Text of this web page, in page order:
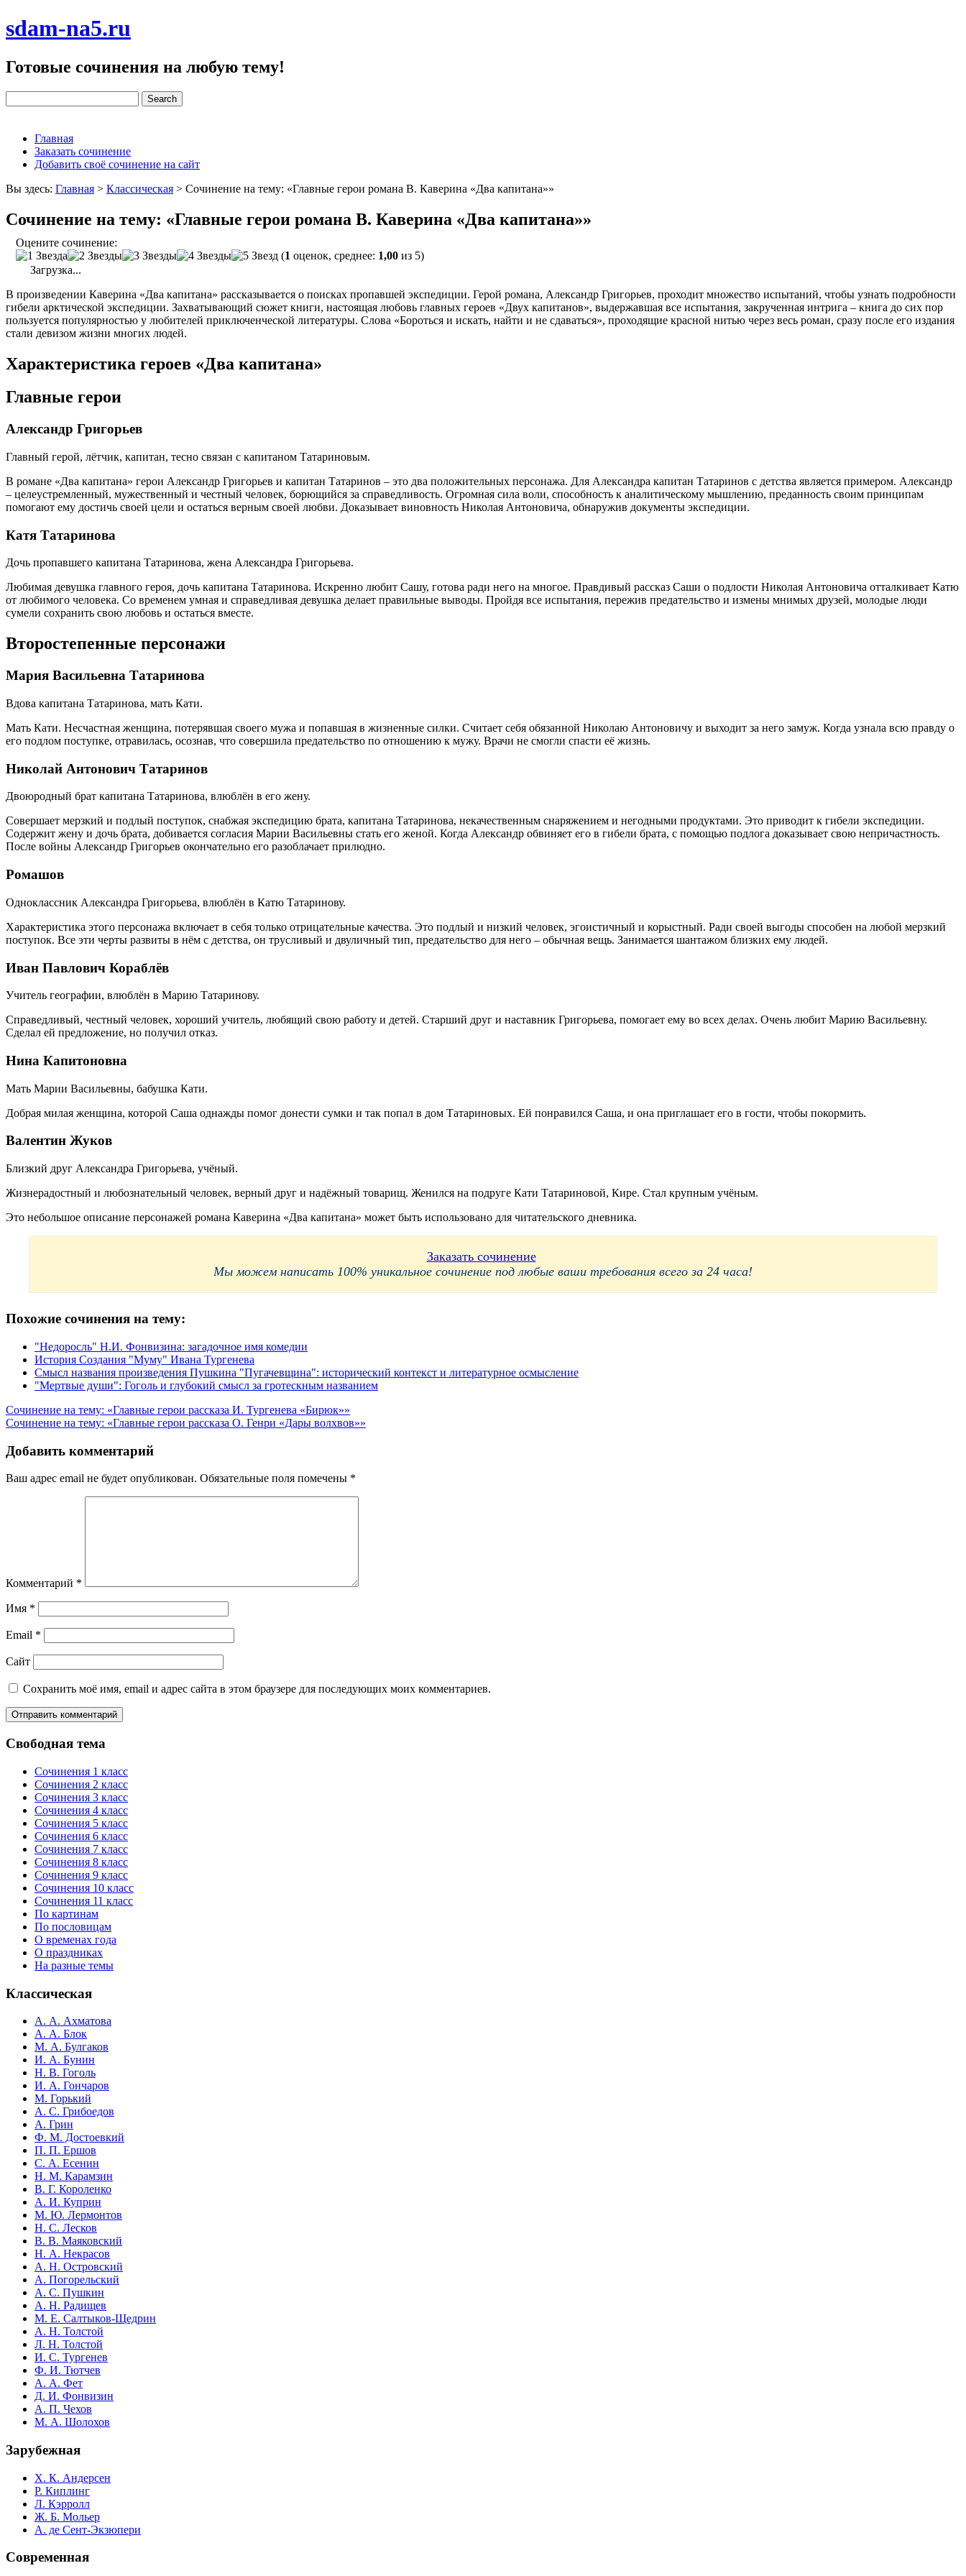
sdam-na5.ru
Готовые сочинения на любую тему!
Главная
Заказать сочинение
Добавить своё сочинение на сайт
Вы здесь: Главная > Классическая > Сочинение на тему: «Главные герои романа В. Каверина «Два капитана»»
Сочинение на тему: «Главные герои романа В. Каверина «Два капитана»»
Оцените сочинение:
(1 оценок, среднее: 1,00 из 5)
Загрузка...
В произведении Каверина «Два капитана» рассказывается о поисках пропавшей экспедиции. Герой романа, Александр Григорьев, проходит множество испытаний, чтобы узнать подробности
гибели арктической экспедиции. Захватывающий сюжет книги, настоящая любовь главных героев «Двух капитанов», выдержавшая все испытания, закрученная интрига – книга до сих пор
пользуется популярностью у любителей приключенческой литературы. Слова «Бороться и искать, найти и не сдаваться», проходящие красной нитью через весь роман, сразу после его издания
стали девизом жизни многих людей.
Характеристика героев «Два капитана»
Главные герои
Александр Григорьев
Главный герой, лётчик, капитан, тесно связан с капитаном Татариновым.
В романе «Два капитана» герои Александр Григорьев и капитан Татаринов – это два положительных персонажа. Для Александра капитан Татаринов с детства является примером. Александр
– целеустремленный, мужественный и честный человек, борющийся за справедливость. Огромная сила воли, способность к аналитическому мышлению, преданность своим принципам
помогают ему достичь своей цели и остаться верным своей любви. Доказывает виновность Николая Антоновича, обнаружив документы экспедиции.
Катя Татаринова
Дочь пропавшего капитана Татаринова, жена Александра Григорьева.
Любимая девушка главного героя, дочь капитана Татаринова. Искренно любит Сашу, готова ради него на многое. Правдивый рассказ Саши о подлости Николая Антоновича отталкивает Катю
от любимого человека. Со временем умная и справедливая девушка делает правильные выводы. Пройдя все испытания, пережив предательство и измены мнимых друзей, молодые люди
сумели сохранить свою любовь и остаться вместе.
Второстепенные персонажи
Мария Васильевна Татаринова
Вдова капитана Татаринова, мать Кати.
Мать Кати. Несчастная женщина, потерявшая своего мужа и попавшая в жизненные силки. Считает себя обязанной Николаю Антоновичу и выходит за него замуж. Когда узнала всю правду о
его подлом поступке, отравилась, осознав, что совершила предательство по отношению к мужу. Врачи не смогли спасти её жизнь.
Николай Антонович Татаринов
Двоюродный брат капитана Татаринова, влюблён в его жену.
Совершает мерзкий и подлый поступок, снабжая экспедицию брата, капитана Татаринова, некачественным снаряжением и негодными продуктами. Это приводит к гибели экспедиции.
Содержит жену и дочь брата, добивается согласия Марии Васильевны стать его женой. Когда Александр обвиняет его в гибели брата, с помощью подлога доказывает свою непричастность.
После войны Александр Григорьев окончательно его разоблачает прилюдно.
Ромашов
Одноклассник Александра Григорьева, влюблён в Катю Татаринову.
Характеристика этого персонажа включает в себя только отрицательные качества. Это подлый и низкий человек, эгоистичный и корыстный. Ради своей выгоды способен на любой мерзкий
поступок. Все эти черты развиты в нём с детства, он трусливый и двуличный тип, предательство для него – обычная вещь. Занимается шантажом близких ему людей.
Иван Павлович Кораблёв
Учитель географии, влюблён в Марию Татаринову.
Справедливый, честный человек, хороший учитель, любящий свою работу и детей. Старший друг и наставник Григорьева, помогает ему во всех делах. Очень любит Марию Васильевну.
Сделал ей предложение, но получил отказ.
Нина Капитоновна
Мать Марии Васильевны, бабушка Кати.
Добрая милая женщина, которой Саша однажды помог донести сумки и так попал в дом Татариновых. Ей понравился Саша, и она приглашает его в гости, чтобы покормить.
Валентин Жуков
Близкий друг Александра Григорьева, учёный.
Жизнерадостный и любознательный человек, верный друг и надёжный товарищ. Женился на подруге Кати Татариновой, Кире. Стал крупным учёным.
Это небольшое описание персонажей романа Каверина «Два капитана» может быть использовано для читательского дневника.
Заказать сочинение
Мы можем написать 100% уникальное сочинение под любые ваши требования всего за 24 часа!
Похожие сочинения на тему:
"Недоросль" Н.И. Фонвизина: загадочное имя комедии
История Создания "Муму" Ивана Тургенева
Смысл названия произведения Пушкина "Пугачевщина": исторический контекст и литературное осмысление
"Мертвые души": Гоголь и глубокий смысл за гротескным названием
Навигация
по
записям
Сочинение на тему: «Главные герои рассказа И. Тургенева «Бирюк»»
Сочинение на тему: «Главные герои рассказа О. Генри «Дары волхвов»»
Добавить комментарий
Ваш адрес email не будет опубликован. Обязательные поля помечены *
Комментарий *
Имя *
Email *
Сайт
Сохранить моё имя, email и адрес сайта в этом браузере для последующих моих комментариев.
Свободная тема
Сочинения 1 класс
Сочинения 2 класс
Сочинения 3 класс
Сочинения 4 класс
Сочинения 5 класс
Сочинения 6 класс
Сочинения 7 класс
Сочинения 8 класс
Сочинения 9 класс
Сочинения 10 класс
Сочинения 11 класс
По картинам
По пословицам
О временах года
О праздниках
На разные темы
Классическая
А. А. Ахматова
А. А. Блок
М. А. Булгаков
И. А. Бунин
Н. В. Гоголь
И. А. Гончаров
М. Горький
А. С. Грибоедов
А. Грин
Ф. М. Достоевкий
П. П. Ершов
С. А. Есенин
Н. М. Карамзин
В. Г. Короленко
А. И. Куприн
М. Ю. Лермонтов
Н. С. Лесков
В. В. Маяковский
Н. А. Некрасов
А. Н. Островский
А. Погорельский
А. С. Пушкин
А. Н. Радищев
М. Е. Салтыков-Щедрин
А. Н. Толстой
Л. Н. Толстой
И. С. Тургенев
Ф. И. Тютчев
А. А. Фет
Д. И. Фонвизин
А. П. Чехов
М. А. Шолохов
Зарубежная
Х. К. Андерсен
Р. Киплинг
Л. Кэрролл
Ж. Б. Мольер
А. де Сент-Экзюпери
Современная